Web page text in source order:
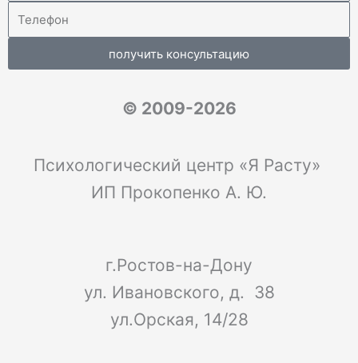
получить консультацию
© 2009-2026
Психологический центр «Я Расту»
ИП Прокопенко А. Ю.
г.Ростов-на-Дону
ул. Ивановского, д. 38
ул.Орская, 14/28